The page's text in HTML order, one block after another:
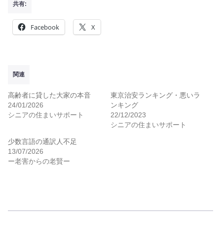
共有:
Facebook X
関連
高齢者に貸した大家の本音
24/01/2026
シニアの住まいサポート
東京治安ランキング・悪いラ
ンキング
22/12/2023
シニアの住まいサポート
少数言語の通訳人不足
13/07/2026
ー老害からの老賢ー